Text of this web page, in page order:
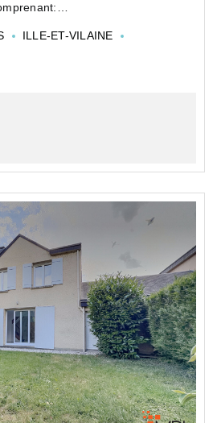
un dégagement avec
et un très...
ILLE-ET-VILAINE